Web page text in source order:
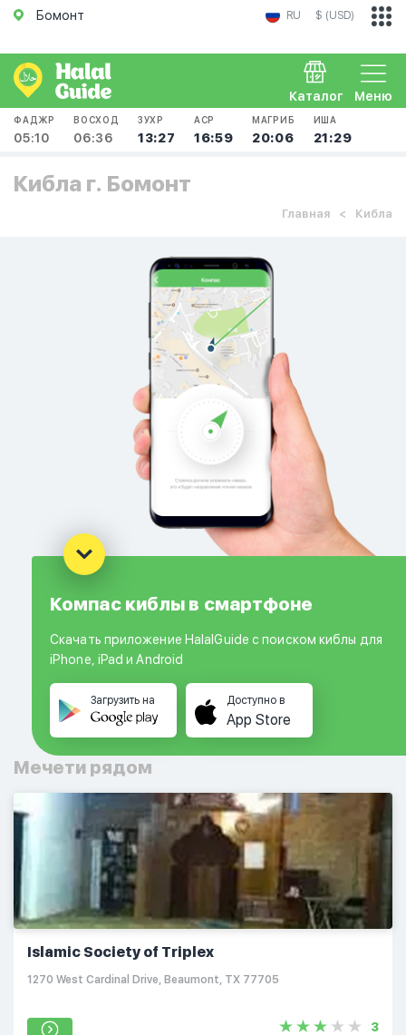
Бомонт RU $ (USD)
Меню
Каталог
ФАДЖР
05:10
ВОСХОД
06:36
ЗУХР
13:27
АСР
16:59
МАГРИБ
20:06
ИША
21:29
Кибла г. Бомонт
Главная Кибла
Компас киблы в смартфоне
Скачать приложение HalalGuide с поиском киблы для
iPhone, iPad и Android
Загрузить на Доступно в
App Store
Мечети рядом
Islamic Society of Triplex
1270 West Cardinal Drive, Beaumont, TX 77705
3